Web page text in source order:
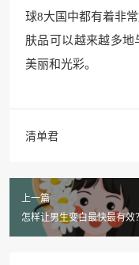
球8大国中都有着非
肤品可以越来越多
美丽和光彩。
清单君
上一篇
怎样让男生变白最快最有效